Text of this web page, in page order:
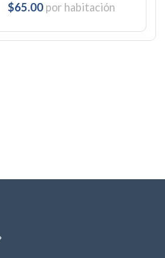
$65.00 por habitación